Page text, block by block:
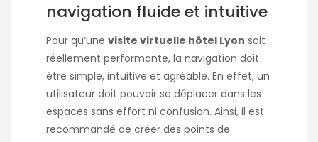
navigation fluide et intuitive
Pour qu’une visite virtuelle hôtel Lyon soit
réellement performante, la navigation doit
être simple, intuitive et agréable. En effet, un
utilisateur doit pouvoir se déplacer dans les
espaces sans effort ni confusion. Ainsi, il est
recommandé de créer des points de